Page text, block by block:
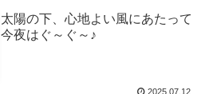
太陽の下、心地よい風にあたって
今夜はぐ～ぐ～♪
2025.07.12